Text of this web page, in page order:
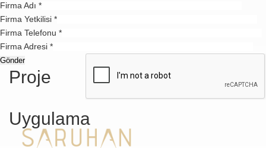
Firma Adı *
Firma Yetkilisi *
Firma Telefonu *
Firma Adresi *
Proje
Uygulama